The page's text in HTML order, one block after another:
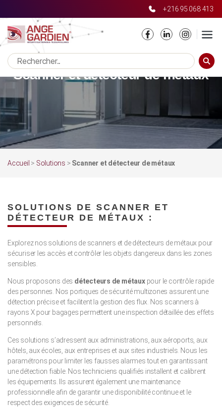
+216 95 068 413
Scanner et détecteur de métaux
Accueil > Solutions > Scanner et détecteur de métaux
SOLUTIONS DE SCANNER ET
DÉTECTEUR DE MÉTAUX :
Explorez nos solutions de scanners et de détecteurs de métaux pour
sécuriser les accès et contrôler les objets dangereux dans les zones
sensibles.
Nous proposons des détecteurs de métauxpour le contrôle rapide
des personnes. Nos portiques de sécurité multizones assurent une
détection précise et facilitent la gestion des flux. Nos scanners à
rayons X pour bagages permettent une inspection détaillée des effets
personnels.
Ces solutions s’adressent aux administrations, aux aéroports, aux
hôtels, aux écoles, aux entreprises et aux sites industriels. Nous les
paramétrons pour limiter les fausses alarmes tout en garantissant
une détection fiable. Nos techniciens qualifiés installent et calibrent
les équipements. Ils assurent également une maintenance
professionnelle afin de garantir une disponibilité continue et le
respect des exigences de sécurité.